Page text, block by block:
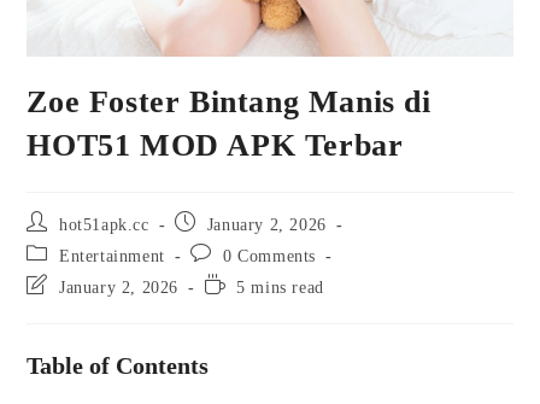
Zoe Foster Bintang Manis di
HOT51 MOD APK Terbar
hot51apk.cc
January 2, 2026
Entertainment
0 Comments
January 2, 2026
5 mins read
Table of Contents